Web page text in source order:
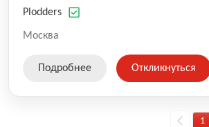
оказываемых услуг.
Plodders
Москва
Подробнее Откликнуться
1